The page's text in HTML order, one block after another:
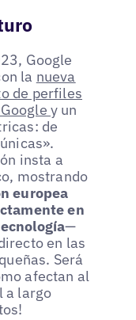
Google
la nueva
de perfiles
y un
de
insta a
mostrando
europea
en
—
en las
Será
afectan al
a largo